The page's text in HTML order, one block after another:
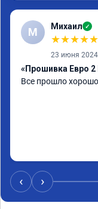
М Михаил ✓
★★★★★
23 июня 2024
«Прошивка Евро 2
Все прошло
‹ ›